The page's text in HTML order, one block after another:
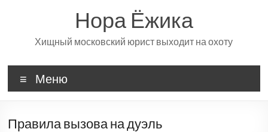
Нора Ёжика
Хищный московский юрист выходит на охоту
Меню
Правила вызова на дуэль